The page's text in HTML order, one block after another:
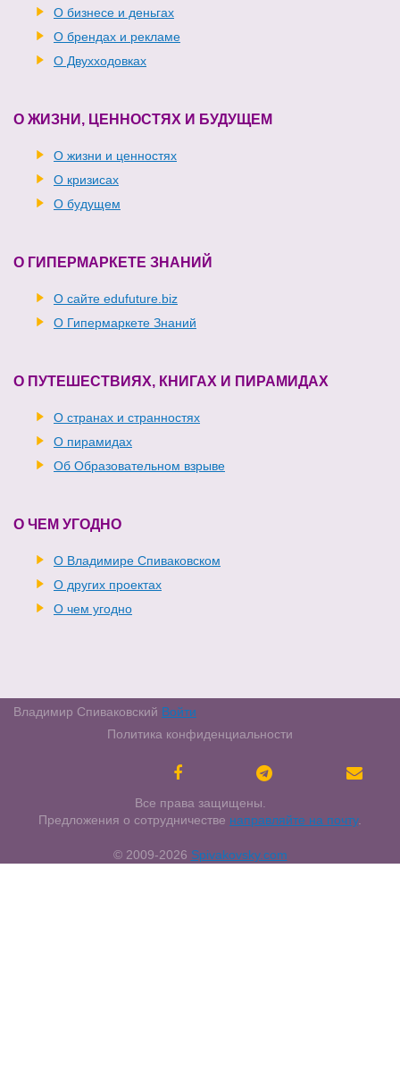
О бизнесе и деньгах
О брендах и рекламе
О Двухходовках
О ЖИЗНИ, ЦЕННОСТЯХ И БУДУЩЕМ
О жизни и ценностях
О кризисах
О будущем
О ГИПЕРМАРКЕТЕ ЗНАНИЙ
О сайте edufuture.biz
О Гипермаркете Знаний
О ПУТЕШЕСТВИЯХ, КНИГАХ И ПИРАМИДАХ
О странах и странностях
О пирамидах
Об Образовательном взрыве
О ЧЕМ УГОДНО
О Владимире Спиваковском
О других проектах
О чем угодно
Владимир Спиваковский Войти
Политика конфиденциальности
Все права защищены.
Предложения о сотрудничестве направляйте на почту.
© 2009-2026 Spivakovsky.com